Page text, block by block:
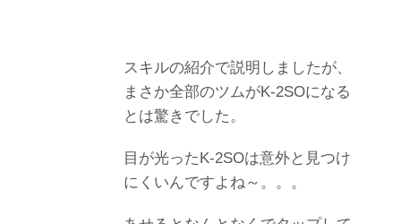
スキルの紹介で説明しましたが、
まさか全部のツムがK-2SOになる
とは驚きでした。
目が光ったK-2SOは意外と見つけ
にくいんですよね～。。。